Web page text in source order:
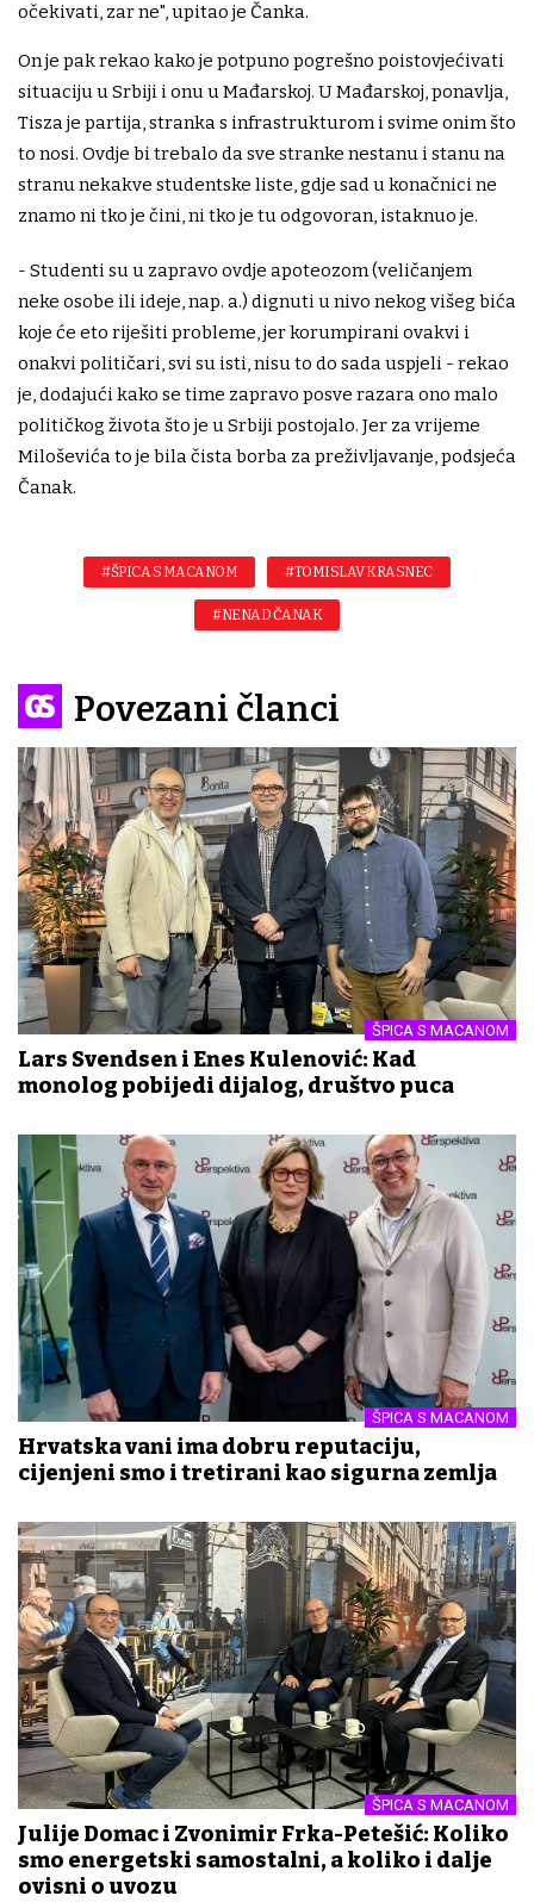
očekivati, zar ne", upitao je Čanka.
On je pak rekao kako je potpuno pogrešno poistovjećivati
situaciju u Srbiji i onu u Mađarskoj. U Mađarskoj, ponavlja,
Tisza je partija, stranka s infrastrukturom i svime onim što
to nosi. Ovdje bi trebalo da sve stranke nestanu i stanu na
stranu nekakve studentske liste, gdje sad u konačnici ne
znamo ni tko je čini, ni tko je tu odgovoran, istaknuo je.
- Studenti su u zapravo ovdje apoteozom (veličanjem
neke osobe ili ideje, nap. a.) dignuti u nivo nekog višeg bića
koje će eto riješiti probleme, jer korumpirani ovakvi i
onakvi političari, svi su isti, nisu to do sada uspjeli - rekao
je, dodajući kako se time zapravo posve razara ono malo
političkog života što je u Srbiji postojalo. Jer za vrijeme
Miloševića to je bila čista borba za preživljavanje, podsjeća
Čanak.
#ŠPICA S MACANOM #TOMISLAV KRASNEC
#NENAD ČANAK
Povezani članci
ŠPICA S MACANOM
Lars Svendsen i Enes Kulenović: Kad
monolog pobijedi dijalog, društvo puca
ŠPICA S MACANOM
Hrvatska vani ima dobru reputaciju,
cijenjeni smo i tretirani kao sigurna zemlja
ŠPICA S MACANOM
Julije Domac i Zvonimir Frka-Petešić: Koliko
smo energetski samostalni, a koliko i dalje
ovisni o uvozu